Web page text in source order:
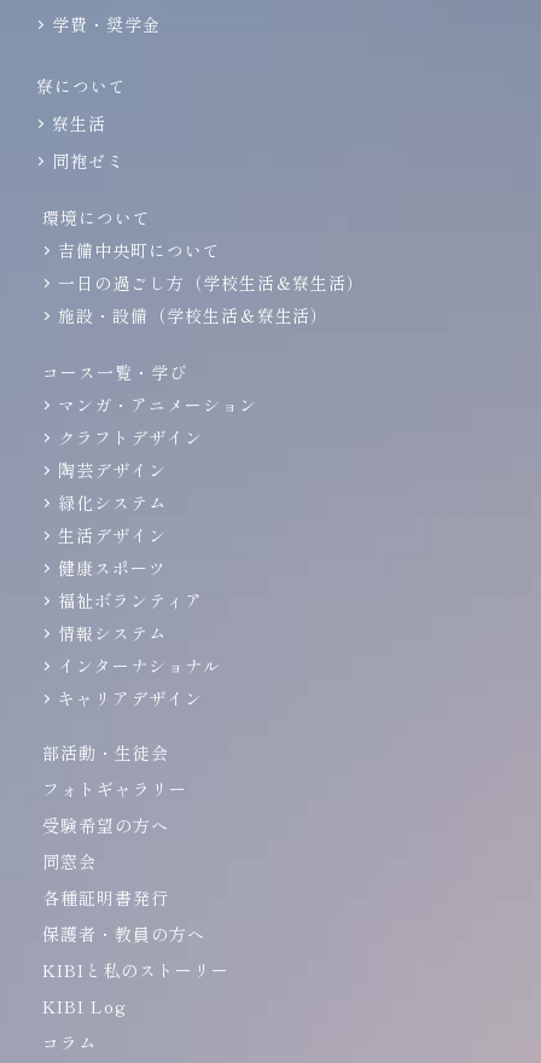
学費・奨学金
寮について
寮生活
同袍ゼミ
環境について
吉備中央町について
一日の過ごし方（学校生活＆寮生活）
施設・設備（学校生活＆寮生活）
コース一覧・学び
マンガ・アニメーション
クラフトデザイン
陶芸デザイン
緑化システム
生活デザイン
健康スポーツ
福祉ボランティア
情報システム
インターナショナル
キャリアデザイン
部活動・生徒会
フォトギャラリー
受験希望の方へ
同窓会
各種証明書発行
保護者・教員の方へ
KIBIと私のストーリー
KIBI Log
コラム